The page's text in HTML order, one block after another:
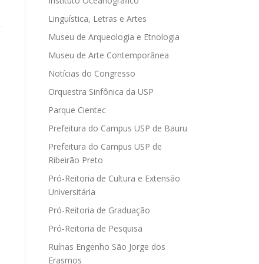
Linguística, Letras e Artes
Museu de Arqueologia e Etnologia
Museu de Arte Contemporânea
Notícias do Congresso
Orquestra Sinfônica da USP
Parque Cientec
Prefeitura do Campus USP de Bauru
Prefeitura do Campus USP de
Ribeirão Preto
Pró-Reitoria de Cultura e Extensão
Universitária
Pró-Reitoria de Graduação
Pró-Reitoria de Pesquisa
Ruínas Engenho São Jorge dos
Erasmos